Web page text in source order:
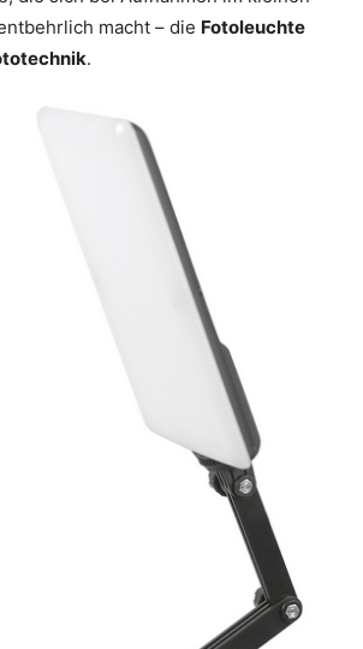
macht – die Fotoleuchte
.